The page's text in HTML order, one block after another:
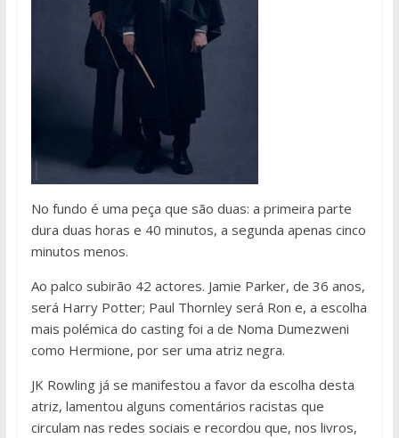
No fundo é uma peça que são duas: a primeira parte
dura duas horas e 40 minutos, a segunda apenas cinco
minutos menos.
Ao palco subirão 42 actores. Jamie Parker, de 36 anos,
será Harry Potter; Paul Thornley será Ron e, a escolha
mais polémica do casting foi a de Noma Dumezweni
como Hermione, por ser uma atriz negra.
JK Rowling já se manifestou a favor da escolha desta
atriz, lamentou alguns comentários racistas que
circulam nas redes sociais e recordou que, nos livros,